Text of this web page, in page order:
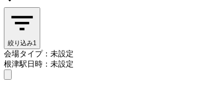
絞り込み1
会場タイプ：未設定
根津駅日時：未設定